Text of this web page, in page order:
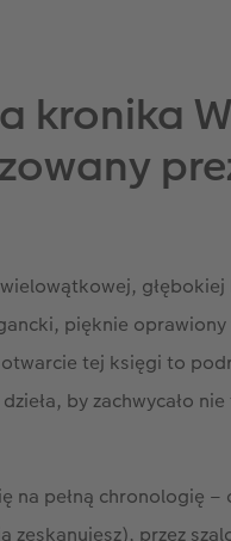
kronika
pięknie
tej księgi to
by zachwycało
na pełną chronologię –
zeskanujesz), przez